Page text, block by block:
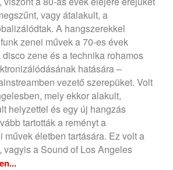
vagy átalakult, a
A hangszerekkel
zenei művek a 70-es évek
zene és a technika rohamos
hatására –
vezető szerepüket. Volt
mely ekkor alakult,
helyzettel és egy új hangzás
tartották a reményt a
művek életben tartására. Ez volt a
vagyis a Sound of Los Angeles